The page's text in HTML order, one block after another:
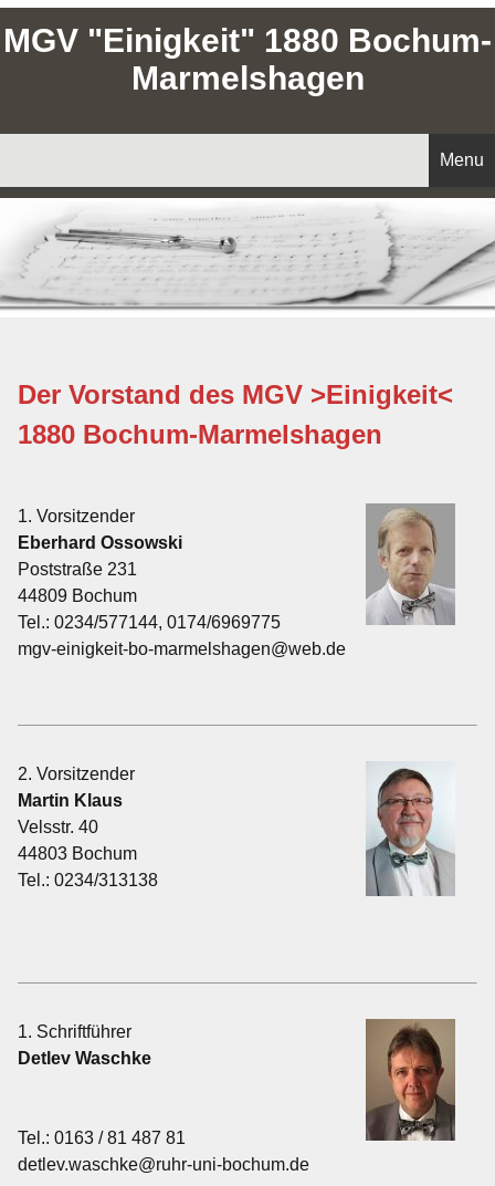
MGV "Einigkeit" 1880 Bochum-
Marmelshagen
Menu
Startseite
Aktuelles
Vorstand
Kontakt
Der Vorstand des MGV >Einigkeit<
1880 Bochum-Marmelshagen
1. Vorsitzender
Eberhard Ossowski
Poststraße 231
44809 Bochum
Tel.: 0234/577144, 0174/6969775
mgv-einigkeit-bo-marmelshagen@web.de
2. Vorsitzender
Martin Klaus
Velsstr. 40
44803 Bochum
Tel.: 0234/313138
1. Schriftführer
Detlev Waschke
Tel.: 0163 / 81 487 81
detlev.waschke@ruhr-uni-bochum.de